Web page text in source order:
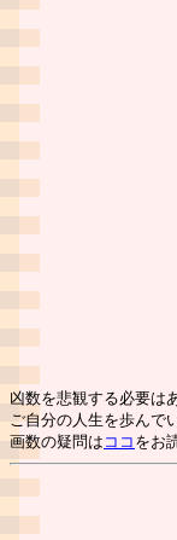
凶数を悲観する必要は
ご自分の人生を歩んで
画数の疑問は ココ をお